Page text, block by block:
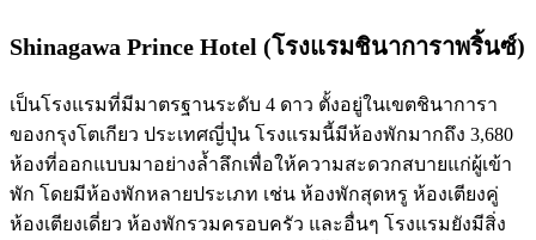
Shinagawa Prince Hotel (โรงแรมชินาการาพริ้นซ์)
เป็นโรงแรมที่มีมาตรฐานระดับ 4 ดาว ตั้งอยู่ในเขตชินาการา
ของกรุงโตเกียว ประเทศญี่ปุ่น โรงแรมนี้มีห้องพักมากถึง 3,680
ห้องที่ออกแบบมาอย่างล้ำลึกเพื่อให้ความสะดวกสบายแก่ผู้เข้า
พัก โดยมีห้องพักหลายประเภท เช่น ห้องพักสุดหรู ห้องเตียงคู่
ห้องเตียงเดี่ยว ห้องพักรวมครอบครัว และอื่นๆ โรงแรมยังมีสิ่ง